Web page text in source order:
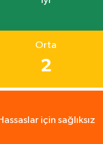
Orta
2
için sağlıksız